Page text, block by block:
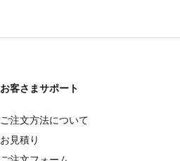
お客さまサポート
ご注文方法について
お見積り